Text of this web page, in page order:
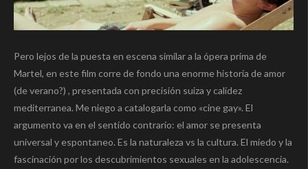
Pero lejos de la puesta en escena similar a la ópera prima de
Martel, en este film corre de fondo una enorme historia de amor
(de verano?) , presentada con precisión suiza y calidez
mediterranea. Me niego a catalogarla como «cine gay». El
argumento va en el sentido contrario: el amor se presenta
universal y espontaneo. Es la naturaleza vs la cultura. El miedo y la
fascinación por los descubrimientos sexuales en la adolescencia.